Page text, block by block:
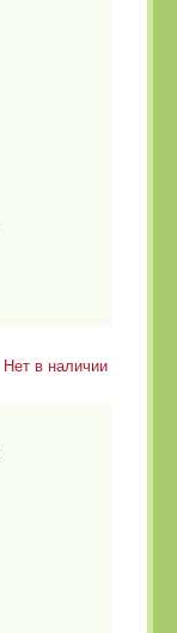
Нет в наличии